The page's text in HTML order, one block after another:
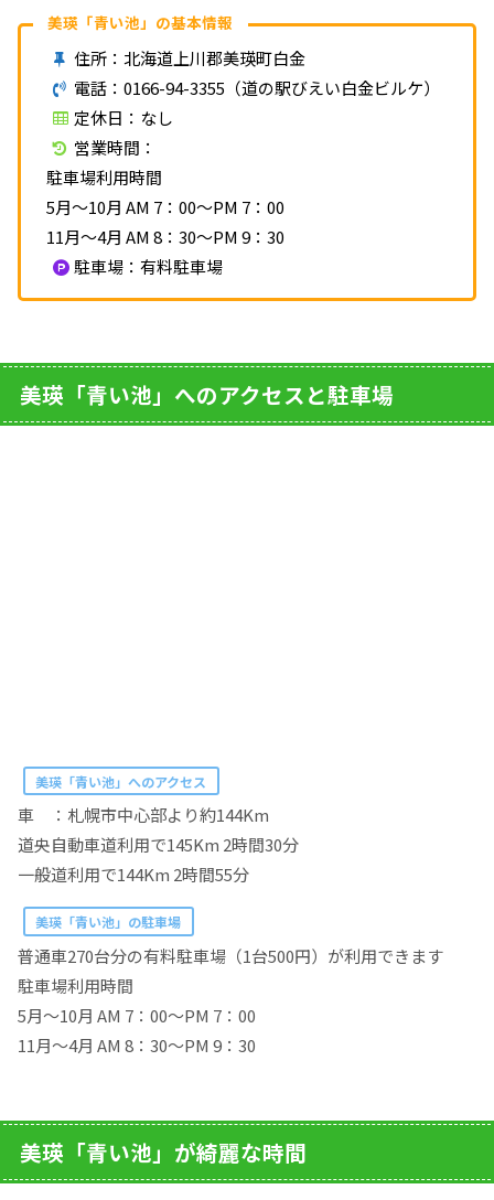
美瑛「青い池」の基本情報
住所：北海道上川郡美瑛町白金
電話：0166-94-3355（道の駅びえい白金ビルケ）
定休日：なし
営業時間：
駐車場利用時間
5月～10月 AM 7：00～PM 7：00
11月～4月 AM 8：30～PM 9：30
駐車場：有料駐車場
美瑛「青い池」へのアクセスと駐車場
美瑛「青い池」へのアクセス
車 ：札幌市中心部より約144Km
道央自動車道利用で145Km 2時間30分
一般道利用で144Km 2時間55分
美瑛「青い池」の駐車場
普通車270台分の有料駐車場（1台500円）が利用できます
駐車場利用時間
5月～10月 AM 7：00～PM 7：00
11月～4月 AM 8：30～PM 9：30
美瑛「青い池」が綺麗な時間